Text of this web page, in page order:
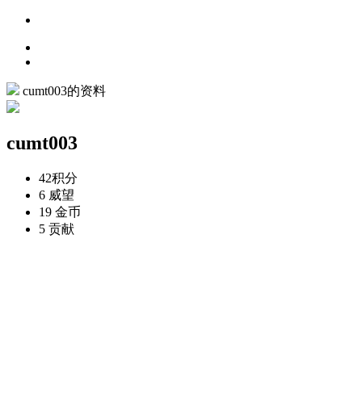
cumt003的资料
cumt003
42积分
6 威望
19 金币
5 贡献